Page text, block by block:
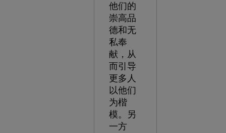
他们的
崇高品
德和无
私奉
献，从
而引导
更多人
以他们
为楷
模。另
一方